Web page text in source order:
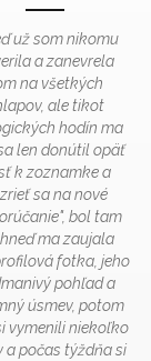
už som nikomu
a zanevrela
na všetkých
ale tikot
hodín ma
len donútil opäť
k zoznamke a
sa na nové
bol tam
ma zaujala
fotka, jeho
pohľad a
úsmev, potom
vymenili niekoľko
a počas týždňa si